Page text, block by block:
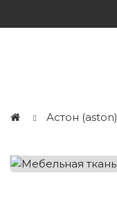
Астон (aston)